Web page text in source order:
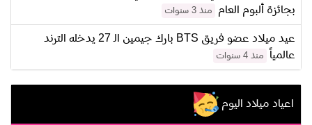
بجائزة ألبوم العام
منذ 3 سنوات
عيد ميلاد عضو فريق BTS بارك جيمين الـ 27 يدخله الترند
عالمياً
منذ 4 سنوات
اعياد ميلاد اليوم